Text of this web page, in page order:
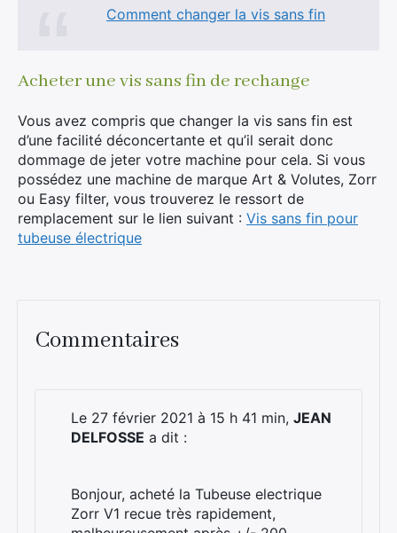
Comment changer la vis sans fin
Acheter une vis sans fin de rechange
Vous avez compris que changer la vis sans fin est
d’une facilité déconcertante et qu’il serait donc
dommage de jeter votre machine pour cela. Si vous
possédez une machine de marque Art & Volutes, Zorr
ou Easy filter, vous trouverez le ressort de
remplacement sur le lien suivant : Vis sans fin pour
tubeuse électrique
Commentaires
Le 27 février 2021 à 15 h 41 min, JEAN
DELFOSSE a dit :
Bonjour, acheté la Tubeuse electrique
Zorr V1 recue très rapidement,